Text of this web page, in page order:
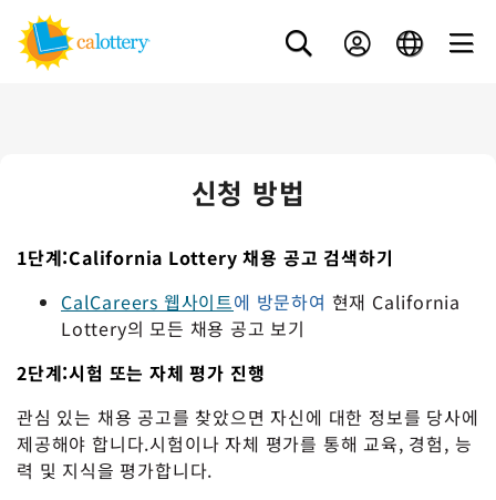
신청 방법
1단계:California Lottery 채용 공고 검색하기
CalCareers 웹사이트에 방문하여 현재 California
Lottery의 모든 채용 공고 보기
2단계:시험 또는 자체 평가 진행
관심 있는 채용 공고를 찾았으면 자신에 대한 정보를 당사에
제공해야 합니다.시험이나 자체 평가를 통해 교육, 경험, 능
력 및 지식을 평가합니다.